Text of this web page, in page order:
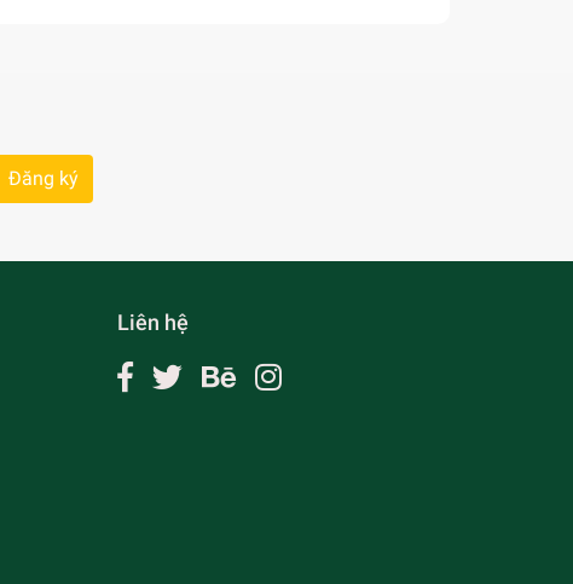
Đăng ký
Liên hệ